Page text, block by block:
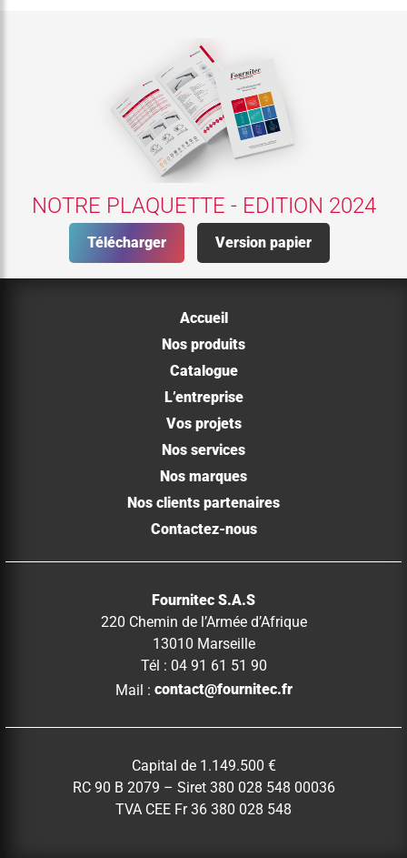
NOTRE PLAQUETTE - EDITION 2024
Télécharger Version papier
Accueil
Nos produits
Catalogue
L’entreprise
Vos projets
Nos services
Nos marques
Nos clients partenaires
Contactez-nous
Fournitec S.A.S
220 Chemin de l’Armée d’Afrique
13010 Marseille
Tél : 04 91 61 51 90
Mail : contact@fournitec.fr
Capital de 1.149.500 €
RC 90 B 2079 – Siret 380 028 548 00036
TVA CEE Fr 36 380 028 548